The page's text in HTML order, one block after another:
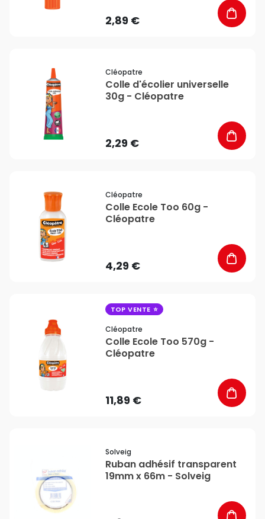
2,89 €
Cléopatre
Colle d'écolier universelle
30g - Cléopatre
2,29 €
Cléopatre
Colle Ecole Too 60g -
Cléopatre
4,29 €
TOP VENTE
Cléopatre
Colle Ecole Too 570g -
Cléopatre
11,89 €
Solveig
Ruban adhésif transparent
19mm x 66m - Solveig